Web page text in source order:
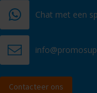
Chat met een
Contacteer ons